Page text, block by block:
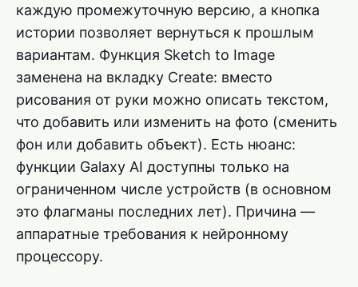
каждую промежуточную версию, а кнопка
истории позволяет вернуться к прошлым
вариантам. Функция Sketch to Image
заменена на вкладку Create: вместо
рисования от руки можно описать текстом,
что добавить или изменить на фото (сменить
фон или добавить объект). Есть нюанс:
функции Galaxy AI доступны только на
ограниченном числе устройств (в основном
это флагманы последних лет). Причина —
аппаратные требования к нейронному
процессору.